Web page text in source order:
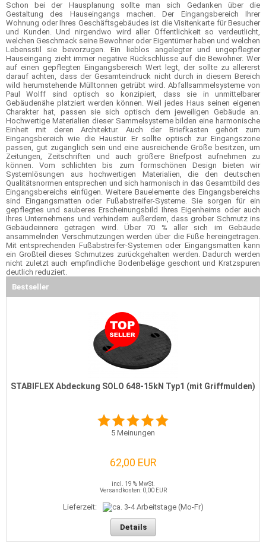
Schon bei der Hausplanung sollte man sich Gedanken über die
Gestaltung des Hauseingangs machen. Der Eingangsbereich Ihrer
Wohnung oder Ihres Geschäftsgebäudes ist die Visitenkarte für Besucher
und Kunden. Und nirgendwo wird aller Öffentlichkeit so verdeutlicht,
welchen Geschmack seine Bewohner oder Eigentümer haben und welchen
Lebensstil sie bevorzugen. Ein lieblos angelegter und ungepflegter
Hauseingang zieht immer negative Rückschlüsse auf die Bewohner. Wer
auf einen gepflegten Eingangsbereich Wert legt, der sollte zu allererst
darauf achten, dass der Gesamteindruck nicht durch in diesem Bereich
wild herumstehende Mülltonnen getrübt wird. Abfallsammelsysteme von
Paul Wolff sind optisch so konzipiert, dass sie in unmittelbarer
Gebäudenähe platziert werden können. Weil jedes Haus seinen eigenen
Charakter hat, passen sie sich optisch dem jeweiligen Gebäude an.
Hochwertige Materialien dieser Sammelsysteme bilden eine harmonische
Einheit mit deren Architektur. Auch der Briefkasten gehört zum
Eingangsbereich wie die Haustür. Er sollte optisch zur Eingangszone
passen, gut zugänglich sein und eine ausreichende Größe besitzen, um
Zeitungen, Zeitschriften und auch größere Briefpost aufnehmen zu
können. Vom schlichten bis zum formschönen Design bieten wir
Systemlösungen aus hochwertigen Materialien, die den deutschen
Qualitätsnormen entsprechen und sich harmonisch in das Gesamtbild des
Eingangsbereichs einfügen. Weitere Bauelemente des Eingangsbereichs
sind Eingangsmatten oder Fußabstreifer-Systeme. Sie sorgen für ein
gepflegtes und sauberes Erscheinungsbild Ihres Eigenheims oder auch
Ihres Unternehmens und verhindern außerdem, dass grober Schmutz ins
Gebäudeinnere getragen wird. Über 70 % aller sich im Gebäude
ansammelnden Verschmutzungen werden über die Füße hereingetragen.
Mit entsprechenden Fußabstreifer-Systemen oder Eingangsmatten kann
ein Großteil dieses Schmutzes zurückgehalten werden. Dadurch werden
nicht zuletzt auch empfindliche Bodenbeläge geschont und Kratzspuren
deutlich reduziert.
Bestseller
STABIFLEX Abdeckung SOLO 648-15kN Typ1 (mit Griffmulden)
5 Meinungen
62,00 EUR
incl. 19 % MwSt.
Versandkosten: 0,00 EUR
Lieferzeit:
Details